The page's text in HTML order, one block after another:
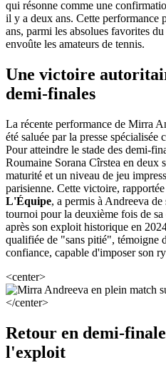
qui résonne comme une
il y a deux ans. Cette performance
ans, parmi les absolues favorites
envoûte les amateurs de tennis.
Une victoire
demi-finales
La récente performance de Mirra
été saluée par la presse
Pour atteindre le stade des demi-
Roumaine Sorana Cîrstea en deux
maturité et un niveau de jeu
parisienne. Cette victoire,
L'Équipe, a permis à Andreeva
tournoi pour la deuxième fois de
après son exploit historique en
qualifiée de "sans pitié", témoigne
confiance, capable d'imposer son
<center>
</center>
Retour en demi-
l'exploit